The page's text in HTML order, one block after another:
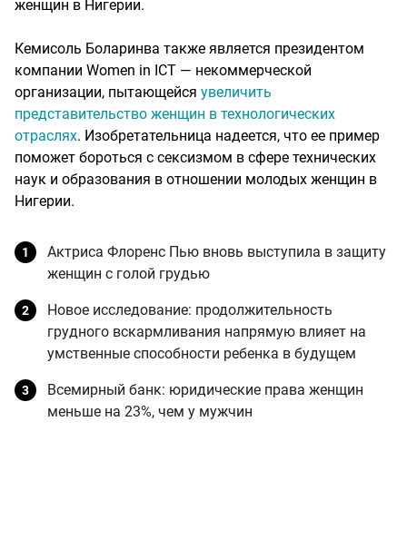
женщин в Нигерии.
Кемисоль Боларинва также является президентом
компании Women in ICT — некоммерческой
организации, пытающейся увеличить
представительство женщин в технологических
отраслях. Изобретательница надеется, что ее пример
поможет бороться с сексизмом в сфере технических
наук и образования в отношении молодых женщин в
Нигерии.
Актриса Флоренс Пью вновь выступила в защиту
женщин с голой грудью
Новое исследование: продолжительность
грудного вскармливания напрямую влияет на
умственные способности ребенка в будущем
Всемирный банк: юридические права женщин
меньше на 23%, чем у мужчин